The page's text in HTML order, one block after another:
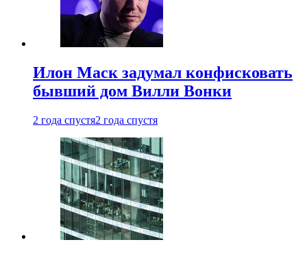
Илон Маск задумал конфисковать
бывший дом Вилли Вонки
2 года спустя2 года спустя